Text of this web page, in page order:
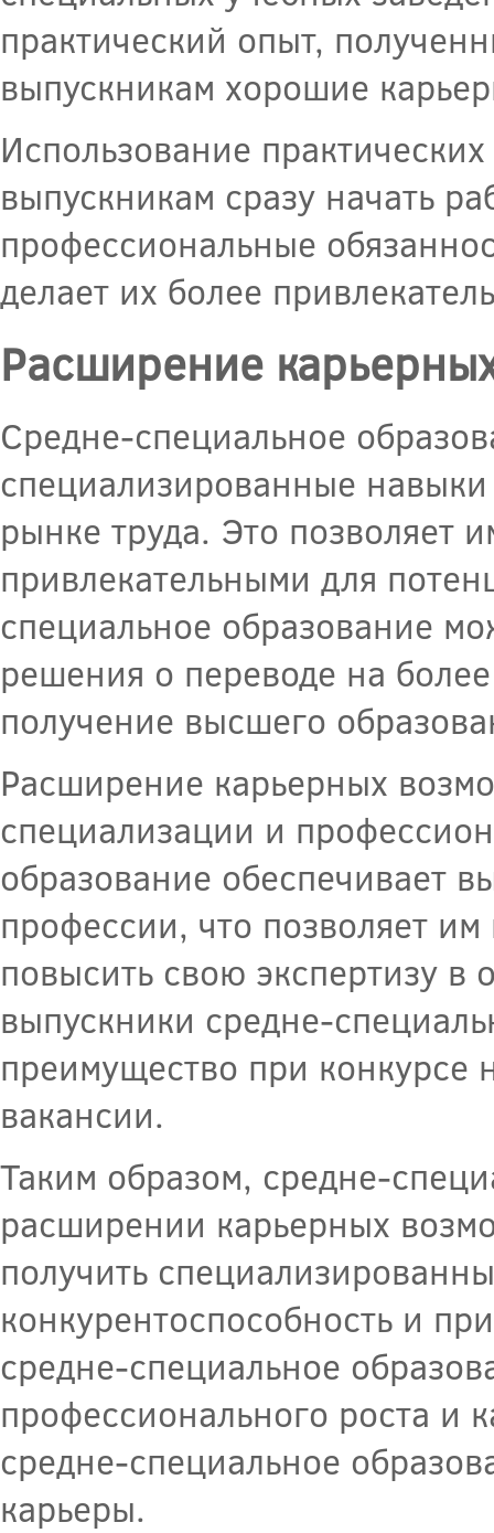
практический опыт,
выпускникам хорошие
Использование
выпускникам сразу начать
профессиональные
делает их более
Расширение
Средне-специальное
специализированные
рынке труда. Это позволяет
привлекательными для
специальное образование
решения о переводе на
получение высшего
Расширение карьерных
специализации и
образование обеспечивает
профессии, что позволяет
повысить свою экспертизу в
выпускники средне-
преимущество при
вакансии.
Таким образом, средне-
расширении карьерных
получить
конкурентоспособность и
средне-специальное
профессионального роста и
средне-специальное
карьеры.